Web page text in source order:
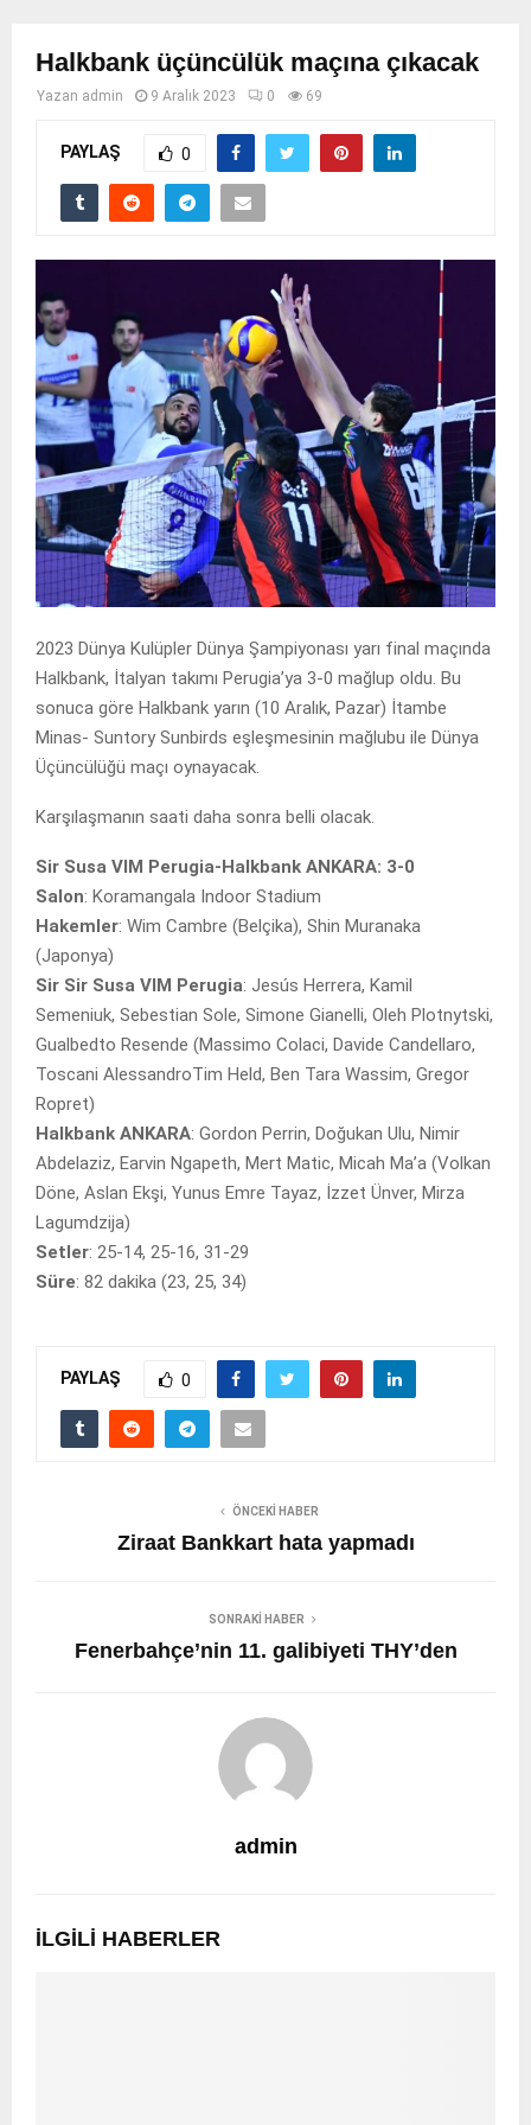
Halkbank üçüncülük maçına çıkacak
Yazan admin 9 Aralık 2023 0 69
PAYLAŞ 0
2023 Dünya Kulüpler Dünya Şampiyonası yarı final maçında
Halkbank, İtalyan takımı Perugia’ya 3-0 mağlup oldu. Bu
sonuca göre Halkbank yarın (10 Aralık, Pazar) İtambe
Minas- Suntory Sunbirds eşleşmesinin mağlubu ile Dünya
Üçüncülüğü maçı oynayacak.
Karşılaşmanın saati daha sonra belli olacak.
Sir Susa VIM Perugia-Halkbank ANKARA: 3-0
Salon: Koramangala Indoor Stadium
Hakemler: Wim Cambre (Belçika), Shin Muranaka
(Japonya)
Sir Sir Susa VIM Perugia: Jesús Herrera, Kamil
Semeniuk, Sebestian Sole, Simone Gianelli, Oleh Plotnytski,
Gualbedto Resende (Massimo Colaci, Davide Candellaro,
Toscani AlessandroTim Held, Ben Tara Wassim, Gregor
Ropret)
Halkbank ANKARA: Gordon Perrin, Doğukan Ulu, Nimir
Abdelaziz, Earvin Ngapeth, Mert Matic, Micah Ma’a (Volkan
Döne, Aslan Ekşi, Yunus Emre Tayaz, İzzet Ünver, Mirza
Lagumdzija)
Setler: 25-14, 25-16, 31-29
Süre: 82 dakika (23, 25, 34)
PAYLAŞ 0
ÖNCEKI HABER
Ziraat Bankkart hata yapmadı
SONRAKI HABER
Fenerbahçe’nin 11. galibiyeti THY’den
admin
İLGILI HABERLER